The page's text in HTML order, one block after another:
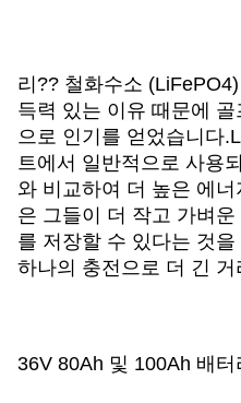
리?? 철화수소
득력 있는 이유 때문에
으로 인기를 얻었습니다
트에서 일반적으로 사용
와 비교하여 더 높은 에
은 그들이 더 작고 가벼
를 저장할 수 있다는 것
하나의 충전으로 더 긴
36V 80Ah 및 100Ah 배터